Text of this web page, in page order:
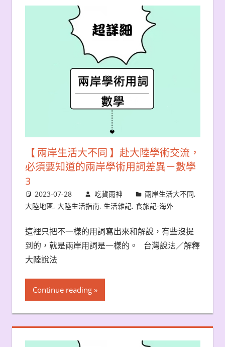
【 兩岸生活大不同 】赴大陸學術交流，
必須要知道的兩岸學術用詞差異－數學
3
2023-07-28 吃貨雨神 兩岸生活大不同,
大陸地區, 大陸生活指南, 生活雜記, 食旅記-海外
這裡只把不一樣的用詞寫出來和解說，有些沒提
到的，就是兩岸用詞是一樣的。 台灣說法／解釋
大陸說法
Continue reading